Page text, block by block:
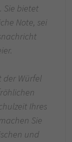
Sie bietet
Note, sei
der Würfel
Ihres
Sie
und